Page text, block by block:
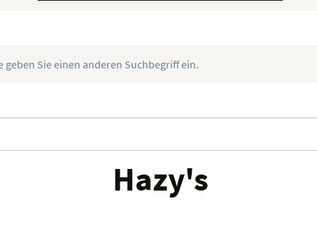
Sie einen anderen Suchbegriff ein.
Hazy's